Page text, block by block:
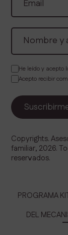
He leído y acepto
Acepto recibir
Copyrights.
familiar, 2026.
reservados.
PROGRAMA
DEL